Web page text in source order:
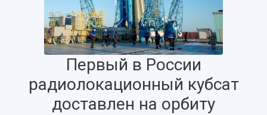
Первый в России
радиолокационный кубсат
доставлен на орбиту